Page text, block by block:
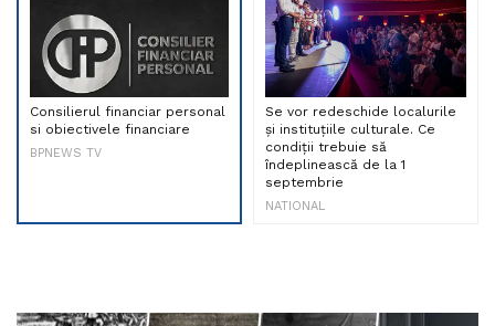
Consilierul financiar personal
si obiectivele financiare
BPNEWS TV
Se vor redeschide localurile
și instituțiile culturale. Ce
condiții trebuie să
îndeplinească de la 1
septembrie
NATIONAL